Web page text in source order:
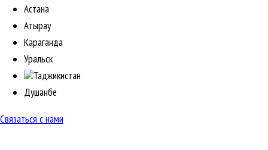
Астана
Атырау
Караганда
Уральск
Таджикистан
Душанбе
Связаться с нами